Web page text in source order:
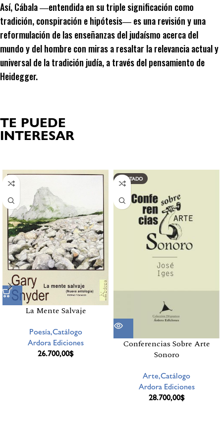
Así, Cábala ―entendida en su triple significación como
tradición, conspiración e hipótesis― es una revisión y una
reformulación de las enseñanzas del judaísmo acerca del
mundo y del hombre con miras a resaltar la relevancia actual y
universal de la tradición judía, a través del pensamiento de
Heidegger.
TE PUEDE
INTERESAR
La Mente Salvaje
Poesía,Catálogo
Ardora Ediciones
26.700,00$
AGOTADO
Conferencias Sobre Arte
Sonoro
Arte,Catálogo
Ardora Ediciones
28.700,00$